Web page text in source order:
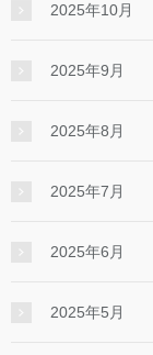
2025年10月
2025年9月
2025年8月
2025年7月
2025年6月
2025年5月